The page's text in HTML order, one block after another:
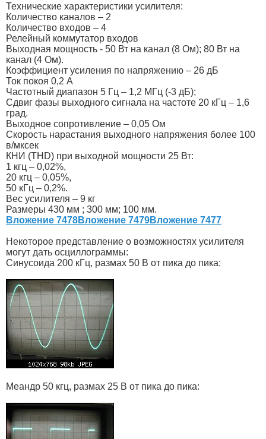
Технические характеристики усилителя:
Количество каналов – 2
Количество входов – 4
Релейный коммутатор входов
Выходная мощность - 50 Вт на канал (8 Ом); 80 Вт на
канал (4 Ом).
Коэффициент усиления по напряжению – 26 дБ
Ток покоя 0,2 А
Частотный диапазон 5 Гц – 1,2 МГц (-3 дБ);
Сдвиг фазы выходного сигнала на частоте 20 кГц – 1,6
град.
Выходное сопротивление – 0,05 Ом
Скорость нарастания выходного напряжения более 100
в/мксек
КНИ (THD) при выходной мощности 25 Вт:
1 кгц – 0,02%,
20 кгц – 0,05%,
50 кГц – 0,2%.
Вес усилителя – 9 кг
Размеры 430 мм ; 300 мм; 100 мм.
Вложение 7478Вложение 7479Вложение 7477
Некоторое представление о возможностях усилителя
могут дать осциллограммы:
Синусоида 200 кГц, размах 50 В от пика до пика:
Меандр 50 кгц, размах 25 В от пика до пика: